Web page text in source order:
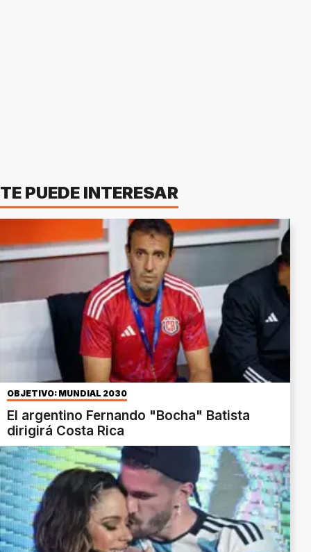
TE PUEDE INTERESAR
OBJETIVO: MUNDIAL 2030
El argentino Fernando "Bocha" Batista
dirigirá Costa Rica